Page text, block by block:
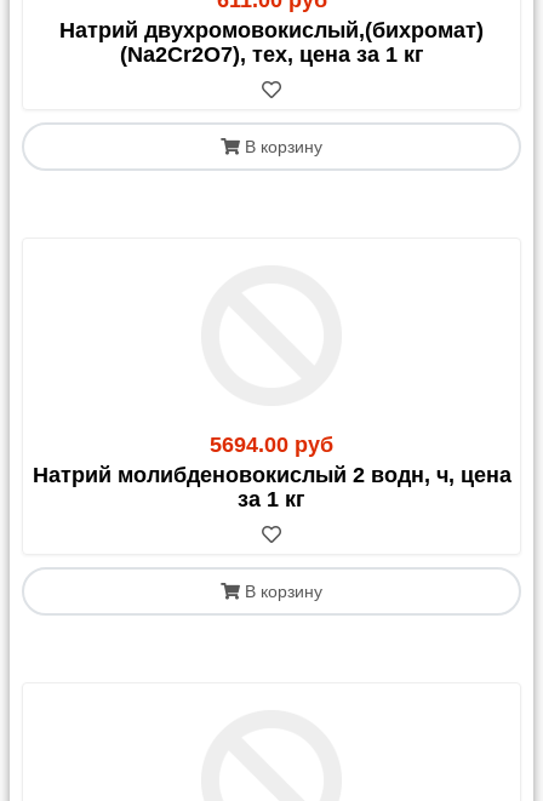
Натрий двухромовокислый,(бихромат)
(Na2Cr2O7), тех, цена за 1 кг
В корзину
5694.00 руб
Натрий молибденовокислый 2 водн, ч, цена
за 1 кг
В корзину